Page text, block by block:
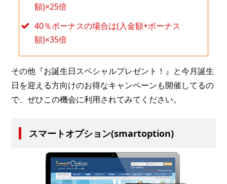
額)×25倍
40％ボーナスの場合は(入金額+ボーナス
額)×35倍
その他『お誕生日スペシャルプレゼント！』と今月誕生
日を迎える方向けのお得なキャンペーンも開催してるの
で、ぜひこの機会に利用されてみてください。
スマートオプション(smartoption)